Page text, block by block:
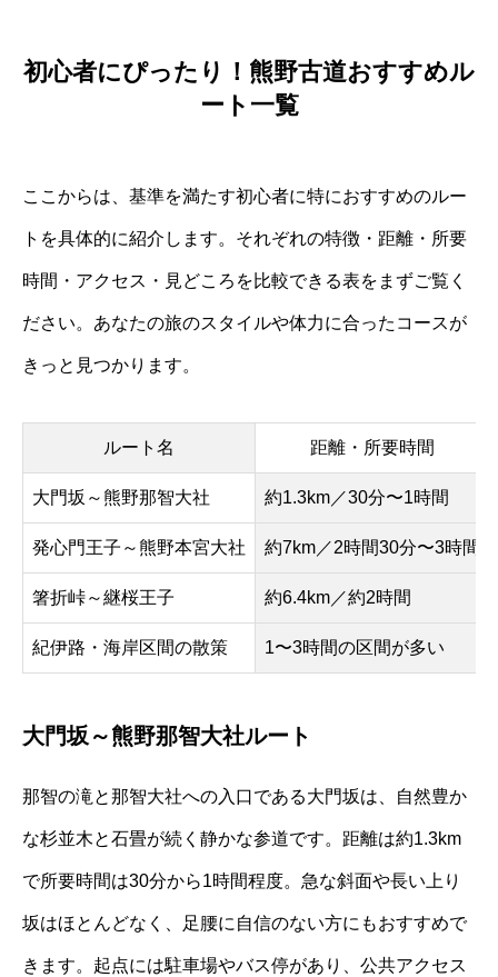
初心者にぴったり！熊野古道おすすめル
ート一覧
ここからは、基準を満たす初心者に特におすすめのルー
トを具体的に紹介します。それぞれの特徴・距離・所要
時間・アクセス・見どころを比較できる表をまずご覧く
ださい。あなたの旅のスタイルや体力に合ったコースが
きっと見つかります。
ルート名 距離・所要時間
大門坂～熊野那智大社 約1.3km／30分〜1時間
発心門王子～熊野本宮大社 約7km／2時間30分〜3時間
箸折峠～継桜王子 約6.4km／約2時間
紀伊路・海岸区間の散策 1〜3時間の区間が多い
大門坂～熊野那智大社ルート
那智の滝と那智大社への入口である大門坂は、自然豊か
な杉並木と石畳が続く静かな参道です。距離は約1.3km
で所要時間は30分から1時間程度。急な斜面や長い上り
坂はほとんどなく、足腰に自信のない方にもおすすめで
きます。起点には駐車場やバス停があり、公共アクセス